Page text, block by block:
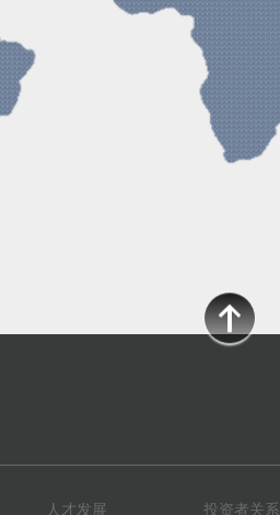
人才发展 投资者关系